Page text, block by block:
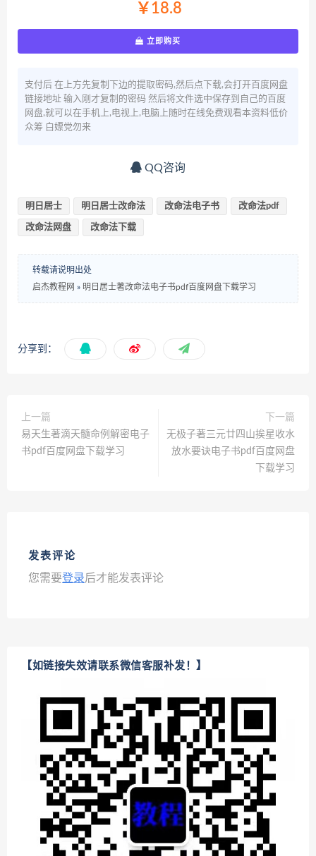
￥18.8
立即购买
支付后 在上方先复制下边的提取密码,然后点下载,会打开百度网盘
链接地址 输入刚才复制的密码 然后将文件选中保存到自己的百度
网盘,就可以在手机上,电视上,电脑上随时在线免费观看本资料低价
众筹 白嫖党勿来
QQ咨询
明日居士 明日居士改命法 改命法电子书 改命法pdf
改命法网盘 改命法下载
转载请说明出处
启杰教程网 » 明日居士著改命法电子书pdf百度网盘下载学习
分享到：
上一篇
易天生著滴天髓命例解密电子
书pdf百度网盘下载学习
下一篇
无极子著三元廿四山挨星收水
放水要诀电子书pdf百度网盘
下载学习
发表评论
您需要登录后才能发表评论
【如链接失效请联系微信客服补发！】